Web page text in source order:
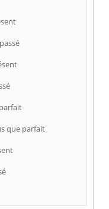
que parfait